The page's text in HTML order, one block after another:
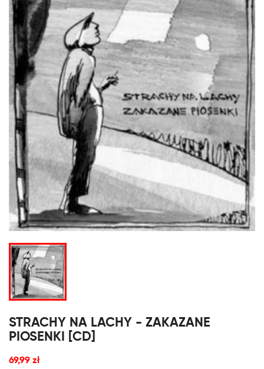
STRACHY NA LACHY - ZAKAZANE
PIOSENKI [CD]
69,99 zł